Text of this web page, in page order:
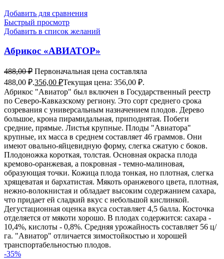
Добавить для сравнения
Быстрый просмотр
Добавить в список желаний
Абрикос «АВИАТОР»
488,00₽ Первоначальная цена составляла
488,00 ₽.356,00 ₽Текущая цена: 356,00 ₽.
Абрикос "Авиатор" был включен в Государственный реестр
по Северо-Кавказскому региону. Это сорт среднего срока
созревания с универсальным назначением плодов. Дерево
большое, крона пирамидальная, приподнятая. Побеги
средние, прямые. Листья крупные. Плоды "Авиатора"
крупные, их масса в среднем составляет 46 граммов. Они
имеют овально-яйцевидную форму, слегка сжатую с боков.
Плодоножка короткая, толстая. Основная окраска плода
кремово-оранжевая, а покровная - темно-малиновая,
образующая точки. Кожица плода тонкая, но плотная, слегка
хрящеватая и бархатистая. Мякоть оранжевого цвета, плотная,
нежно-волокнистая и обладает высоким содержанием сахара,
что придает ей сладкий вкус с небольшой кислинкой.
Дегустационная оценка вкуса составляет 4,5 балла. Косточка
отделяется от мякоти хорошо. В плодах содержится: сахара -
10,4%, кислоты - 0,8%. Средняя урожайность составляет 56 ц/
га. "Авиатор" отличается зимостойкостью и хорошей
транспортабельностью плодов.
-35%